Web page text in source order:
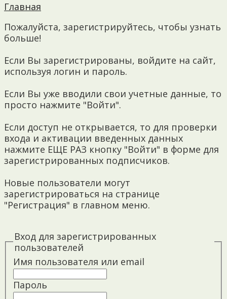
Главная
Пожалуйста, зарегистрируйтесь, чтобы узнать
больше!
Если Вы зарегистрированы, войдите на сайт,
используя логин и пароль.
Если Вы уже вводили свои учетные данные, то
просто нажмите "Войти".
Если доступ не открывается, то для проверки
входа и активации введенных данных
нажмите ЕЩЕ РАЗ кнопку "Войти" в форме для
зарегистрированных подписчиков.
Новые пользователи могут
зарегистрироваться на странице
"Регистрация" в главном меню.
Вход для зарегистрированных
пользователей
Имя пользователя или email
Пароль